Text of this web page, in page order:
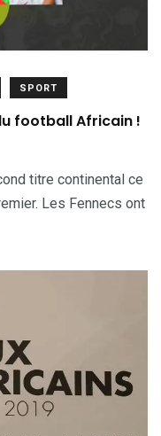
SPORT
football Africain !
titre continental ce
Les Fennecs ont